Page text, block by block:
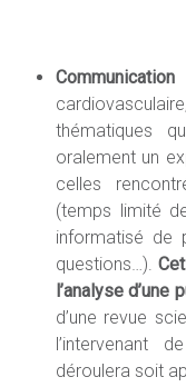
thématiques
oralement un
celles
(temps limité
informatisé de
questions…).
l’analyse
d’une revue
l’intervenant
déroulera soit